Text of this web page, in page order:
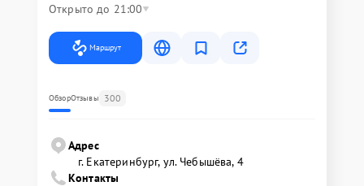
Открыто до 21:00
Маршрут
ОбзорОтзывы 300
Адрес
г. Екатеринбург, ул. Чебышёва, 4
Контакты